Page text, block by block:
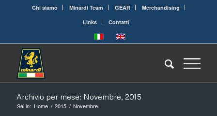
Chi siamo Minardi Team GEAR
Merchandising
Links
Contatti
Archivio per mese: Novembre, 2015
Sei in: Home / 2015 / Novembre